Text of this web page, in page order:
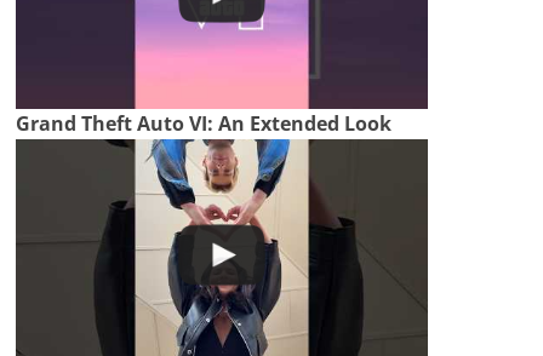
Grand Theft Auto VI: An Extended Look